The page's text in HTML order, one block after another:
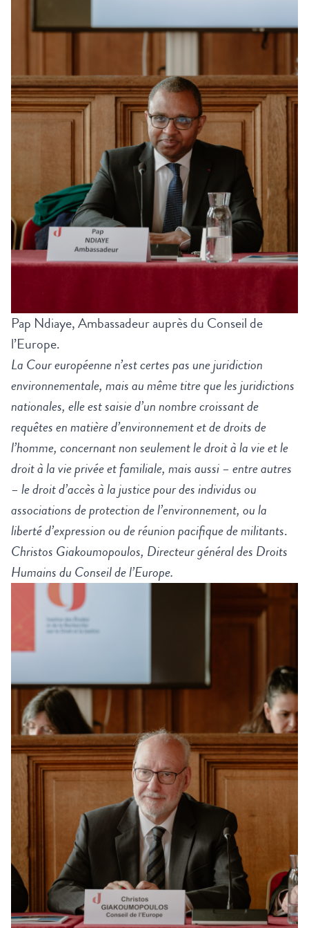
Pap Ndiaye, Ambassadeur auprès du Conseil de
l’Europe.
La Cour européenne n’est certes pas une juridiction
environnementale, mais au même titre que les juridictions
nationales, elle est saisie d’un nombre croissant de
requêtes en matière d’environnement et de droits de
l’homme, concernant non seulement le droit à la vie et le
droit à la vie privée et familiale, mais aussi – entre autres
– le droit d’accès à la justice pour des individus ou
associations de protection de l’environnement, ou la
liberté d’expression ou de réunion pacifique de militants.
Christos Giakoumopoulos, Directeur général des Droits
Humains du Conseil de l’Europe.